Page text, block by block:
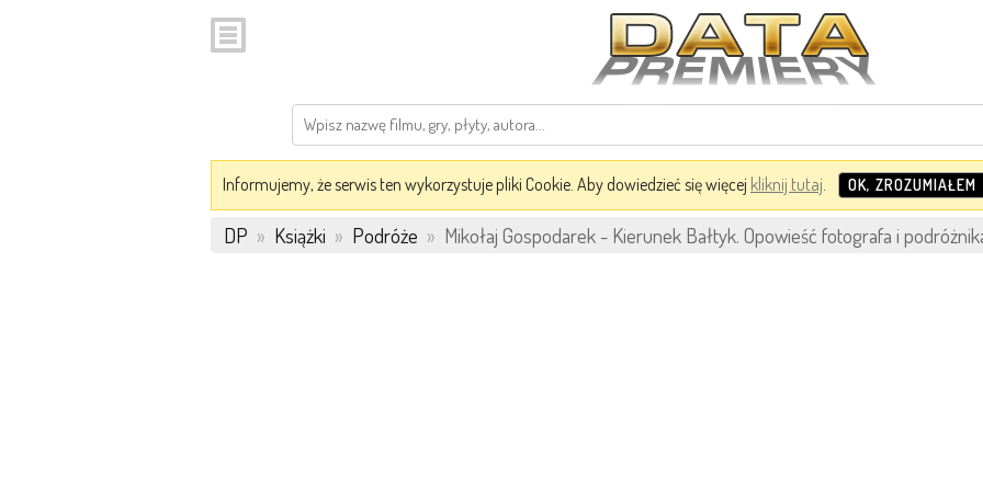
Informujemy, że serwis ten wykorzystuje pliki Cookie. Aby dowiedzieć się więcej kliknij tutaj. OK, ZROZUMIAŁEM
DP » Książki » Podróże » Mikołaj Gospodarek - Kierunek Bałtyk. Opowieść fotografa i